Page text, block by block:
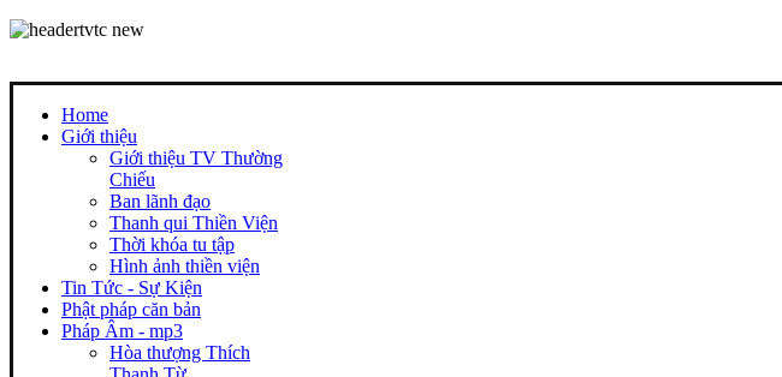
Home
Giới thiệu
Giới thiệu TV Thường
Chiếu
Ban lãnh đạo
Thanh qui Thiền Viện
Thời khóa tu tập
Hình ảnh thiền viện
Tin Tức - Sự Kiện
Phật pháp căn bản
Pháp Âm - mp3
Hòa thượng Thích